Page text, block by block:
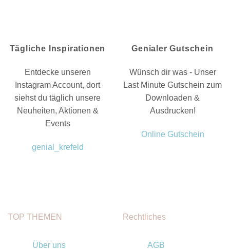
Tägliche Inspirationen
Entdecke unseren
Instagram Account, dort
siehst du täglich unsere
Neuheiten, Aktionen &
Events
genial_krefeld
Genialer Gutschein
Wünsch dir was - Unser
Last Minute Gutschein zum
Downloaden &
Ausdrucken!
Online Gutschein
TOP THEMEN
Über uns
Rechtliches
AGB